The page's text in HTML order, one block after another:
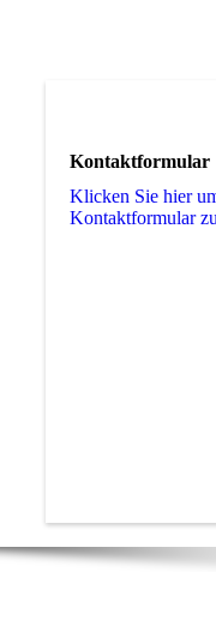
Kontaktformular
Klicken Sie hier
Kon­takt­for­mu­lar